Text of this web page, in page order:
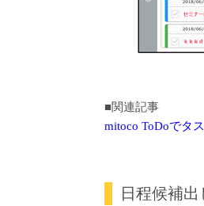
■関連記事
mitoco ToDoでタ
日程候補